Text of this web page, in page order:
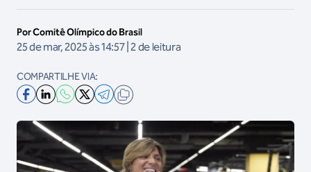
Por Comitê Olímpico do Brasil
25 de mar, 2025 às 14:57 | 2 de leitura
COMPARTILHE VIA: